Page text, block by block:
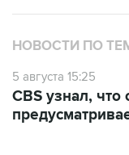
НОВОСТИ ПО
5 августа 15:25
CBS узнал,